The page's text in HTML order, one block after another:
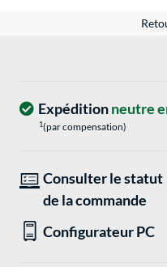
Expéditionneutre
1(par compensation)
Consulter le statut
de la commande
Configurateur PC